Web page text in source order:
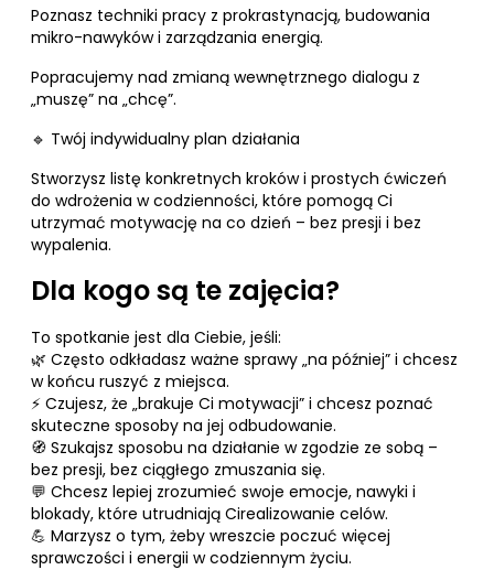
Poznasz techniki pracy z prokrastynacją, budowania
mikro-nawyków i zarządzania energią.
Popracujemy nad zmianą wewnętrznego dialogu z
„muszę” na „chcę”.
🔹 Twój indywidualny plan działania
Stworzysz listę konkretnych kroków i prostych ćwiczeń
do wdrożenia w codzienności, które pomogą Ci
utrzymać motywację na co dzień – bez presji i bez
wypalenia.
Dla kogo są te zajęcia?
To spotkanie jest dla Ciebie, jeśli:
🌿 Często odkładasz ważne sprawy „na później” i chcesz
w końcu ruszyć z miejsca.
⚡ Czujesz, że „brakuje Ci motywacji” i chcesz poznać
skuteczne sposoby na jej odbudowanie.
🧭 Szukajsz sposobu na działanie w zgodzie ze sobą –
bez presji, bez ciągłego zmuszania się.
💬 Chcesz lepiej zrozumieć swoje emocje, nawyki i
blokady, które utrudniają Cirealizowanie celów.
💪 Marzysz o tym, żeby wreszcie poczuć więcej
sprawczości i energii w codziennym życiu.